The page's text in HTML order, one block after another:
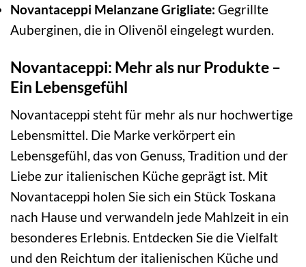
Novantaceppi Melanzane Grigliate: Gegrillte
Auberginen, die in Olivenöl eingelegt wurden.
Novantaceppi: Mehr als nur Produkte –
Ein Lebensgefühl
Novantaceppi steht für mehr als nur hochwertige
Lebensmittel. Die Marke verkörpert ein
Lebensgefühl, das von Genuss, Tradition und der
Liebe zur italienischen Küche geprägt ist. Mit
Novantaceppi holen Sie sich ein Stück Toskana
nach Hause und verwandeln jede Mahlzeit in ein
besonderes Erlebnis. Entdecken Sie die Vielfalt
und den Reichtum der italienischen Küche und